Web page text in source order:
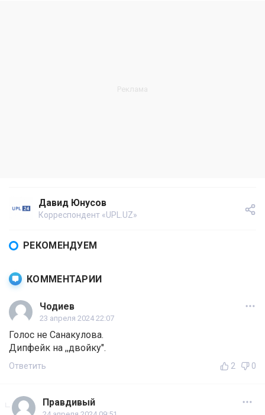
Давид Юнусов
Корреспондент «UPL.UZ»
РЕКОМЕНДУЕМ
КОММЕНТАРИИ
Чодиев
23 апреля 2024 22:07
Голос не Санакулова.
Дипфейк на ,,двойку".
Ответить 2 0
Правдивый